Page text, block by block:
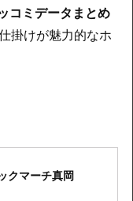
コミデータまとめ
掛けが魅力的なホ
クマーチ真岡